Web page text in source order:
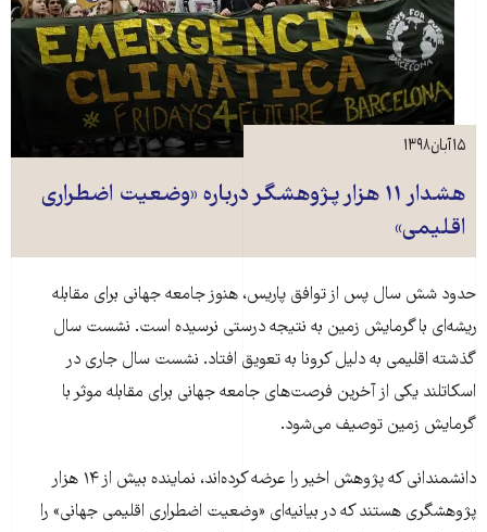
هشدار ۱۱ هزار پژوهشگر درباره «وضعیت اضطراری
اقلیمی»
۱۵ آبان ۱۳۹۸
حدود شش سال پس از توافق پاریس، هنوز جامعه جهانی برای مقابله
ریشه‌ای با گرمایش زمین به نتیجه درستی نرسیده است. نشست سال
گذشته اقلیمی به دلیل کرونا به تعویق افتاد. نشست سال جاری در
اسکاتلند یکی از آخرین فرصت‌های جامعه جهانی برای مقابله موثر با
گرمایش زمین توصیف می‌شود.
دانشمندانی که پژوهش اخیر را عرضه کرده‌اند، نماینده بیش از ۱۴ هزار
پژوهشگری هستند که در بیانیه‌ای «وضعیت اضطراری اقلیمی جهانی» را